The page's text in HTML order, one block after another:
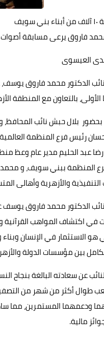
فاروق يرعى مسابقة
العيسوى
الدكتور محمد فاروق
بالتعاون مع المنطقة
بلال حبش نائب المحافظ،
رئيس فرع المنظمة
عبد الحليم مدير عام وعظ
المنظمة ببني سويف، و
التنفيذية والأزهرية وأهالى
الدكتور محمد فاروق
في اكتشاف المواهب
هو الاستثمار في الإنسان
بين مؤسسات الدولة
عن سعادته البالغة بنجاح
طوال أكثر من شهر من
مالية.